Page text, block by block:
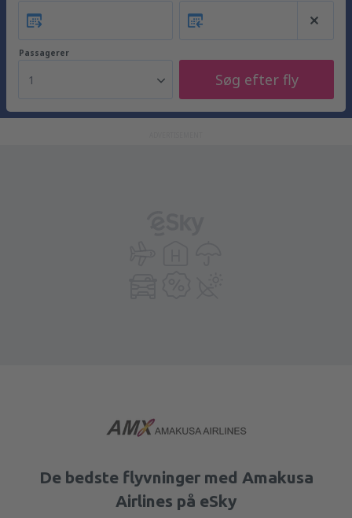
Passagerer
1 Søg efter fly
De bedste flyvninger med Amakusa
Airlines på eSky